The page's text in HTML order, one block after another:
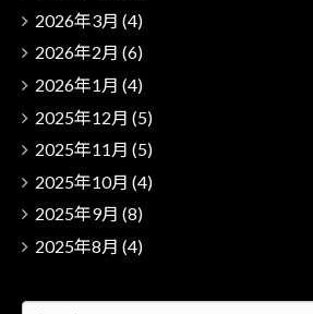
2026年3月 (4)
2026年2月 (6)
2026年1月 (4)
2025年12月 (5)
2025年11月 (5)
2025年10月 (4)
2025年9月 (8)
2025年8月 (4)